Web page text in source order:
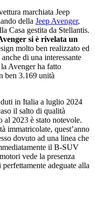
marchiata Jeep
della Jeep Avenger,
Casa gestita da Stellantis.
si è rivelata un
molto ben realizzato ed
di una interessante
Avenger ha fatto
ben 3.169 unità
in Italia a luglio 2024
il salto di qualità
al 2023 è stato notevole.
immatricolate, quest’anno
dovuto ad una linea che
il B-SUV
vede la presenza
adeguate alla